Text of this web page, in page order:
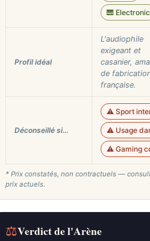
🎹 Electronic
Profil idéal
L'audiophile
exigeant et
casanier,
de
française.
Déconseillé si…
⚠️ Sport
⚠️ Usage
⚠️ Gaming
* Prix constatés, non contractuels —
prix actuels.
⚖Verdict de l'Arène